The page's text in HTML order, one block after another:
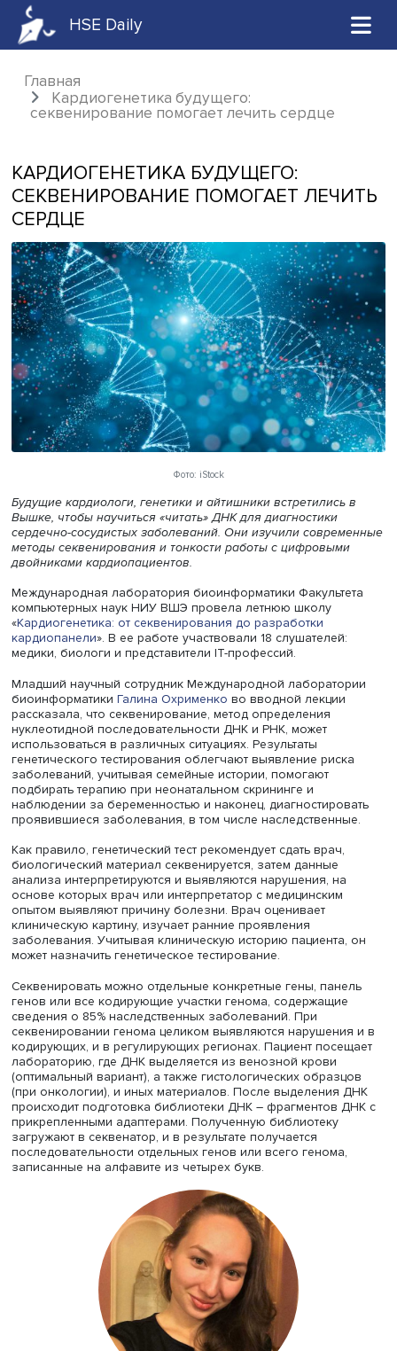
HSE Daily
Главная
Кардиогенетика будущего:
КАРДИОГЕНЕТИКА БУДУЩЕГО:
СЕКВЕНИРОВАНИЕ ПОМОГАЕТ
СЕРДЦЕ
Фото: iStock
Вышке, чтобы научиться «читать» ДНК для диагностики
сердечно-сосудистых заболеваний. Они изучили
методы секвенирования и тонкости работы с
двойниками кардиопациентов.
Международная лаборатория биоинформатики
компьютерных наук НИУ ВШЭ провела летнюю школу
«Кардиогенетика: от секвенирования до разработки
кардиопанели». В ее работе участвовали 18
медики, биологи и представители IT-профессий.
Младший научный сотрудник Международной
биоинформатикиГалина Охрименково вводной лекции
рассказала, что секвенирование, метод определения
использоваться в различных ситуациях. Результаты
генетического тестирования облегчают выявление
заболеваний, учитывая семейные истории, помогают
подбирать терапию при неонатальном скрининге и
наблюдении за беременностью и наконец,
проявившиеся заболевания, в том числе
биологический материал секвенируется, затем данные
анализа интерпретируются и выявляются нарушения,
основе которых врач или интерпретатор с медицинским
опытом выявляют причину болезни. Врач оценивает
клиническую картину, изучает ранние проявления
заболевания. Учитывая клиническую историю
может назначить генетическое тестирование.
Секвенировать можно отдельные конкретные гены,
генов или все кодирующие участки генома,
сведения о 85% наследственных заболеваний. При
кодирующих, и в регулирующих регионах. Пациент
лабораторию, где ДНК выделяется из венозной крови
(оптимальный вариант), а также гистологических
(при онкологии), и иных материалов. После
происходит подготовка библиотеки ДНК – фрагментов
прикрепленными адаптерами. Полученную библиотеку
загружают в секвенатор, и в результате получается
последовательности отдельных генов или всего
записанные на алфавите из четырех букв.